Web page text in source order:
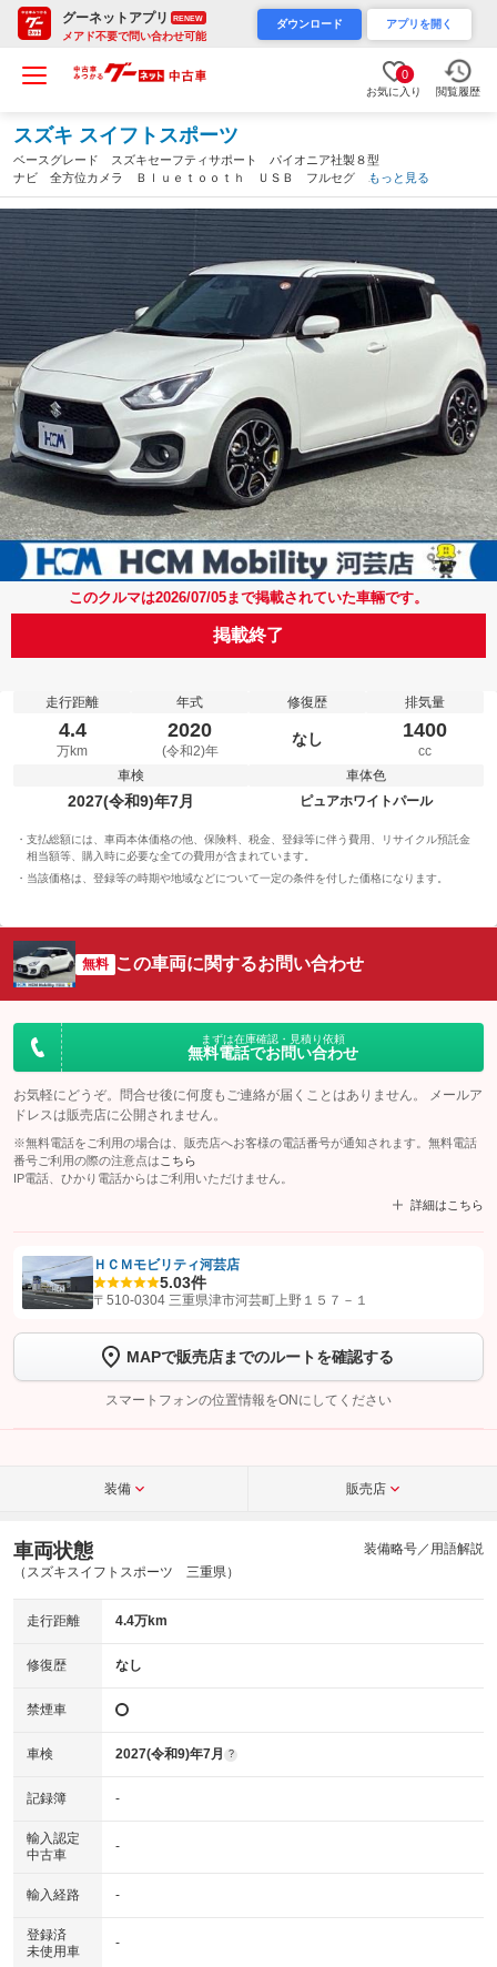
グーネットアプリ RENEW
メアド不要で問い合わせ可能
ダウンロード アプリを開く
0
お気に入り 閲覧履歴
スズキ スイフトスポーツ
ベースグレード スズキセーフティサポート パイオニア社製８型
ナビ 全方位カメラ Ｂｌｕｅｔｏｏｔｈ ＵＳＢ フルセグ Ｕ
ＳＢ ブラインドスポットモニター ＬＥＤヘッドライト オート
ライト シートヒータ ＥＴＣ 禁煙車（三重県）
もっと見る
このクルマは2026/07/05まで掲載されていた車輛です。
掲載終了
走行距離
4.4
万km
年式
2020
(令和2)年
修復歴
なし
排気量
1400
cc
車検
2027(令和9)年7月
車体色
ピュアホワイトパール
支払総額には、車両本体価格の他、保険料、税金、登録等に伴う費用、リサイクル預託金
相当額等、購入時に必要な全ての費用が含まれています。
当該価格は、登録等の時期や地域などについて一定の条件を付した価格になります。
無料 この車両に関するお問い合わせ
まずは在庫確認・見積り依頼
無料電話でお問い合わせ
お気軽にどうぞ。問合せ後に何度もご連絡が届くことはありません。 メールア
ドレスは販売店に公開されません。
※無料電話をご利用の場合は、販売店へお客様の電話番号が通知されます。無料電話
番号ご利用の際の注意点は こちら
IP電話、ひかり電話からはご利用いただけません。
詳細はこちら
【STEP1】認証画面でグーネットを友だち追加してから「許可する」ボタンを押
トーク画面で
ボタンをタップして問い合わせを
完了してください。
こちら
ＨＣＭモビリティ河芸店
5.03件
〒510-0304 三重県津市河芸町上野１５７－１
MAPで販売店までのルートを確認する
スマートフォンの位置情報をONにしてください
装備 販売店
車両状態
（スズキスイフトスポーツ 三重県）
装備略号／用語解説
走行距離 4.4万km
修復歴 なし
禁煙車
車検 2027(令和9)年7月 ?
記録簿 -
輸入認定
中古車
-
輸入経路 -
登録済
未使用車
-